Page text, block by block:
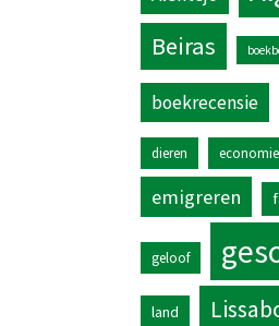
Beiras
boekrecensie
dieren economie
emigreren
geloof
land